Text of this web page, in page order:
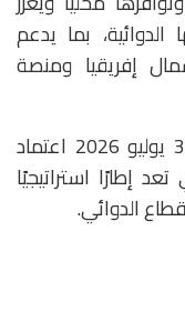
بما يدعم
إفريقيا ومنصة
وقد أعلنت هيئة الدواء المصرية في 3 يوليو 2026 اعتماد
إطارًا استراتيجيًا
الدوائي.